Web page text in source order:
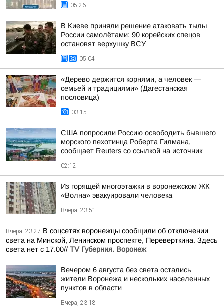
05:26
В Киеве приняли решение атаковать тылы
России самолётами: 90 корейских спецов
остановят верхушку ВСУ
05:04
«Дерево держится корнями, а человек —
семьей и традициями» (Дагестанская
пословица)
03:15
США попросили Россию освободить бывшего
морского пехотинца Роберта Гилмана,
сообщает Reuters со ссылкой на источник
02:12
Из горящей многоэтажки в воронежском ЖК
«Волна» эвакуировали человека
Вчера, 23:51
Вчера, 23:27 В соцсетях воронежцы сообщили об отключении
света на Минской, Ленинском проспекте, Переверткина. Здесь
света нет с 17.00// TV Губерния. Воронеж
Вечером 6 августа без света остались
жители Воронежа и нескольких населенных
пунктов в области
Вчера, 23:18